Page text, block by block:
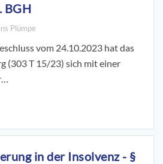
BGH
Plümpe
vom 24.10.2023 hat das
(303 T 15/23) sich mit einer
in der Insolvenz - §